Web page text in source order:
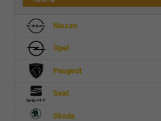
Nissan
Opel
Peugeot
Seat
Skoda